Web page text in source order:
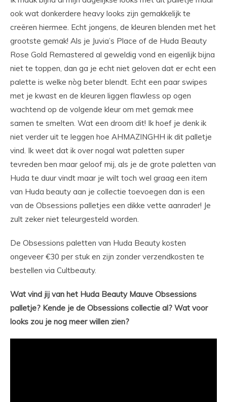
ook wat donkerdere heavy looks zijn gemakkelijk te
creëren hiermee. Echt jongens, de kleuren blenden met het
grootste gemak! Als je Juvia’s Place of de Huda Beauty
Rose Gold Remastered al geweldig vond en eigenlijk bijna
niet te toppen, dan ga je echt niet geloven dat er echt een
palette is welke nòg beter blendt. Echt een paar swipes
met je kwast en de kleuren liggen flawless op ogen
wachtend op de volgende kleur om met gemak mee
samen te smelten. Wat een droom dit! Ik hoef je denk ik
niet verder uit te leggen hoe AHMAZINGHH ik dit palletje
vind. Ik weet dat ik over nogal wat paletten super
tevreden ben maar geloof mij, als je de grote paletten van
Huda te duur vindt maar je wilt toch wel graag een item
van Huda beauty aan je collectie toevoegen dan is een
van de Obsessions palletjes een dikke vette aanrader! Je
zult zeker niet teleurgesteld worden.
De Obsessions paletten van Huda Beauty kosten
ongeveer €30 per stuk en zijn zonder verzendkosten te
bestellen via Cultbeauty.
Wat vind jij van het Huda Beauty Mauve Obsessions
palletje? Kende je de Obsessions collectie al? Wat voor
looks zou je nog meer willen zien?